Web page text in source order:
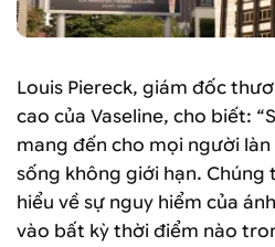
Louis Piereck, giám đốc
cao của Vaseline, cho biết:
mang đến cho mọi người
sống không giới hạn. Chúng
hiểu về sự nguy hiểm của
vào bất kỳ thời điểm nào